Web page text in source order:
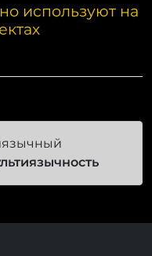
используют на